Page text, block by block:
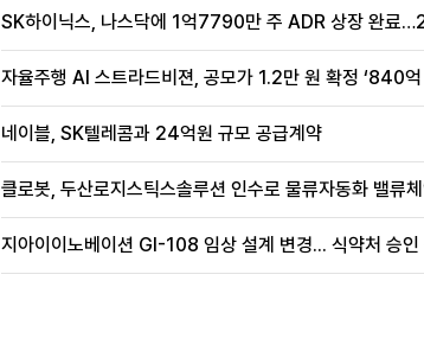
SK하이닉스, 나스닥에 1억7790만 주 ADR 상장 완료
자율주행 AI 스트라드비젼, 공모가 1.2만 원 확정 ‘840억
네이블, SK텔레콤과 24억원 규모 공급계약
클로봇, 두산로지스틱스솔루션 인수로 물류자동화 밸류
지아이이노베이션 GI-108 임상 설계 변경... 식약처 승인